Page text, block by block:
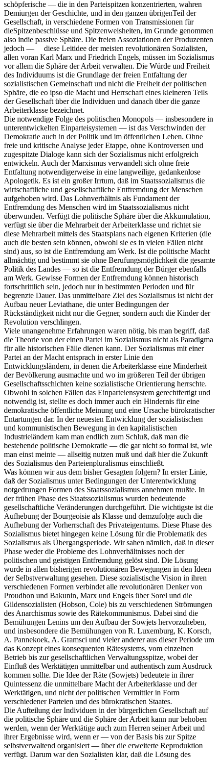
schöpferische — die in den Parteispitzen konzentrierten, wahren
Demiurgen der Geschichte, und in den ganzen übrigenTeil der
Gesellschaft, in verschiedene Formen von Transmissionen für
dieSpitzenbeschlüsse und Spitzenweisheiten, im Grunde genommen
also indie passive Sphäre. Die freien Assoziationen der Produzenten
jedoch — diese Leitidee der meisten revolutionären Sozialisten,
allen voran Karl Marx und Friedrich Engels, müssen im Sozialismus
vor allem die Sphäre der Arbeit verwalten. Die Würde und Freiheit
des Individuums ist die Grundlage der freien Entfaltung der
sozialistischen Gemeinschaft und nicht die Freiheit der politischen
Sphäre, die eo ipso die Macht und Herrschaft eines kleineren Teils
der Gesellschaft über die Individuen und danach über die ganze
Arbeiterklasse bezeichnet.
Die notwendige Folge des politischen Monopols — insbesondere in
unterentwickelten Einparteisystemen — ist das Verschwinden der
Demokratie auch in der Politik und im öffentlichen Leben. Ohne
freie und kritische Analyse jeder Etappe, ohne Kontroversen und
zugespitzte Dialoge kann sich der Sozialismus nicht erfolgreich
entwickeln. Auch der Marxismus verwandelt sich ohne freie
Entfaltung notwendigerweise in eine langweilige, gedankenlose
Apologetik. Es ist ein großer Irrtum, daß im Staatssozialismus die
wirtschaftliche und gesellschaftliche Entfremdung der Menschen
aufgehoben wird. Das Lohnverhältnis als Fundament der
Entfremdung des Menschen wird im Staatssozialismus nicht
überwunden. Verfügt die politische Sphäre über die Akkumulation,
verfügt sie über die Mehrarbeit der Arbeiterklasse und richtet sie
diese Mehrarbeit mittels des Staatsplans nach eigenen Kriterien (die
auch die besten sein können, obwohl sie es in vielen Fällen nicht
sind) aus, so ist die Entfremdung am Werk. Ist die politische Macht
allmächtig und bestimmt sie ohne Berufungsmöglichkeit die gesamte
Politik des Landes — so ist die Entfremdung der Bürger ebenfalls
am Werk. Gewisse Formen der Entfremdung können historisch
fortschrittlich sein, jedoch nur in bestimmten Perioden und für
begrenzte Dauer. Das unmittelbare Ziel des Sozialismus ist nicht der
Aufbau neuer Leviathane, die unter Bedingungen der
Rückständigkeit nicht nur die Gegner, sondern auch die Kinder der
Revolution verschlingen.
Viele unangenehme Erfahrungen waren nötig, bis man begriff, daß
die Theorie von der einen Partei im Sozialismus nicht als Paradigma
für alle historischen Fälle dienen kann. Der Sozialismus mit einer
Partei an der Macht entsprach in erster Linie den
Entwicklungsländern, in denen die Arbeiterklasse eine Minderheit
der Bevölkerung ausmachte und wo im größeren Teil der übrigen
Gesellschaftsschichten keine sozialistische Orientierung herrschte.
Obwohl in solchen Fällen das Einparteiensystem gerechtfertigt und
notwendig ist, stellte es doch immer auch ein Hindernis für eine
demokratische öffentliche Meinung und eine Ursache bürokratischer
Entartungen dar. In der neuesten Entwicklung der sozialistischen
und kommunistischen Bewegung in den kapitalistischen
Industrieländern kam man endlich zum Schluß, daß man die
bestehende politische Demokratie — die gar nicht so formal ist, wie
man einst meinte — allseitig nutzen muß und daß hier die Zukunft
des Sozialismus den Parteienpluralismus einschließt.
Was können wir aus dem bisher Gesagten folgern? In erster Linie,
daß der Sozialismus unter Bedingungen der Unterentwicklung
notgedrungen Formen des Staatssozialismus annehmen mußte. In
der frühen Phase des Staatssozialismus wurden bedeutende
gesellschaftliche Veränderungen durchgeführt. Die wichtigste ist die
Aufhebung der Bourgeoisie als Klasse und demzufolge auch die
Aufhebung der Vorherrschaft des Privateigentums. Diese Phase des
Sozialismus bietet hingegen keine Lösung für die Problematik des
Sozialismus als Übergangsperiode. Wir sahen nämlich, daß in dieser
Phase weder die Probleme des Lohnverhältnisses noch der
politischen und geistigen Entfremdung gelöst sind. Die Lösung
wurde in allen bisherigen revolutionären Bewegungen in den Ideen
der Selbstverwaltung gesehen. Diese sozialistische Vision in ihren
verschiedenen Formen verbindet alle revolutionären Denker von
Proudhon und Bakunin, Marx und Engels über Sorel und die
Gildensozialisten (Hobson, Cole) bis zu verschiedenen Strömungen
des Anarchismus sowie des Rätekommunismus. Dabei sind die
Bemühungen Lenins um den Aufbau der Sowjets hervorzuheben,
und insbesondere die Bemühungen von R. Luxemburg, K. Korsch,
A. Pannekoek, A. Gramsci und vieler anderer aus dieser Periode um
das Konzept eines konsequenten Rätesystems, vom einzelnen
Betrieb bis zur gesellschaftlichen Verwaltungsspitze, wobei der
Einfluß des Werktätigen unmittelbar und authentisch zum Ausdruck
kommen sollte. Die Idee der Räte (Sowjets) bedeutete in ihrer
Quintessenz die unmittelbare Macht der Arbeiterklasse und der
Werktätigen, und nicht der politischen Vermittler in Form
verschiedener Parteien und des bürokratischen Staates.
Die Aufteilung der Individuen in der bürgerlichen Gesellschaft auf
die politische Sphäre und die Sphäre der Arbeit kann nur behoben
werden, wenn der Werktätige auch zum Herren seiner Arbeit und
ihrer Ergebnisse wird, wenn er — von der Basis bis zur Spitze
selbstverwaltend organisiert — über die erweiterte Reproduktion
verfügt. Darum war den Sozialisten klar, daß die Lösung des